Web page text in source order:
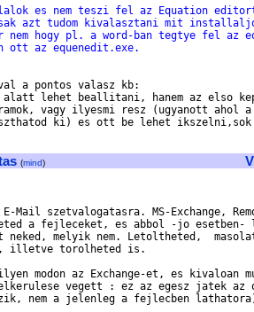
es nem teszi fel az Equation
azt tudom kivalasztani mit
nem hogy pl. a word-ban tegtye fel az
ott az equenedit.exe.
a pontos valasz kb:
alatt lehet beallitani, hanem az elso
vagy ilyesmi resz (ugyanott ahol
ki) es ott be lehet ikszelni,sok
(mind)
Mail szetvalogatasra. MS-Exchange,
a fejleceket, es abbol -jo
melyik nem. Letoltheted,
illetve torolheted is.
modon az Exchange-et, es kivaloan
vegett : ez az egesz jatek az
nem a jelenleg a fejlecben